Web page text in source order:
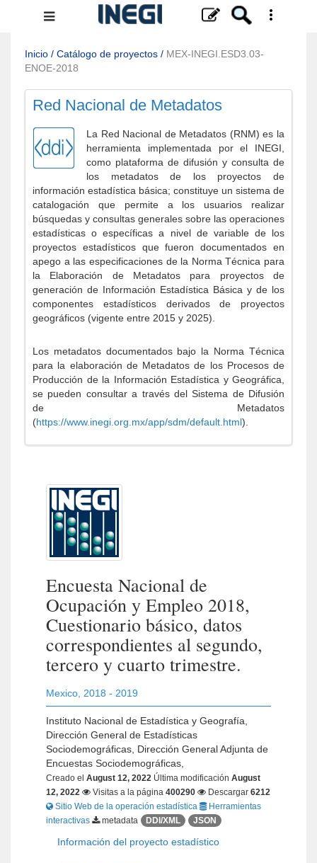
Menú
navegación
Inicio / Catálogo de proyectos / MEX-INEGI.ESD3.03-
ENOE-2018
Red Nacional de Metadatos
La Red Nacional de Metadatos (RNM) es la
herramienta implementada por el INEGI,
como plataforma de difusión y consulta de
los metadatos de los proyectos de
información estadística básica; constituye un sistema de
catalogación que permite a los usuarios realizar
búsquedas y consultas generales sobre las operaciones
estadísticas o específicas a nivel de variable de los
proyectos estadísticos que fueron documentados en
apego a las especificaciones de la Norma Técnica para
la Elaboración de Metadatos para proyectos de
generación de Información Estadística Básica y de los
componentes estadísticos derivados de proyectos
geográficos (vigente entre 2015 y 2025).
Los metadatos documentados bajo la Norma Técnica
para la elaboración de Metadatos de los Procesos de
Producción de la Información Estadística y Geográfica,
se pueden consultar a través del Sistema de Difusión
de Metadatos
(https://www.inegi.org.mx/app/sdm/default.html).
Encuesta Nacional de
Ocupación y Empleo 2018,
Cuestionario básico, datos
correspondientes al segundo,
tercero y cuarto trimestre.
Mexico 2018 - 2019
Instituto Nacional de Estadística y Geografía,
Dirección General de Estadísticas
Sociodemográficas, Dirección General Adjunta de
Encuestas Sociodemográficas,
Creado el August 12, 2022 Última modificación August
12, 2022
Visitas a la página 400290 Descargar 6212
Sitio Web de la operación estadística
Herramientas
interactivas
metadata DDI/XML JSON
Información del proyecto estadístico